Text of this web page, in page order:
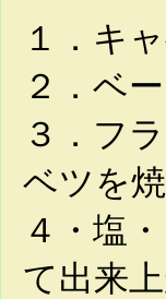
１．キ
２．ベ
３．フ
ベツを
４・塩
て出来上